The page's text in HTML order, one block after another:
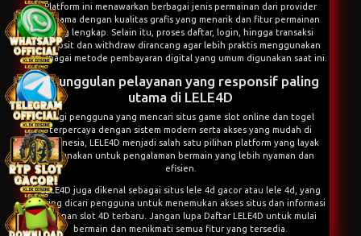
Platform ini menawarkan berbagai jenis permainan dari provider
ternama dengan kualitas grafis yang menarik dan fitur permainan
yang lengkap. Selain itu, proses daftar, login, hingga transaksi
deposit dan withdraw dirancang agar lebih praktis menggunakan
berbagai metode pembayaran digital yang umum digunakan saat ini.
Keunggulan pelayanan yang responsif paling
utama di LELE4D
Bagi pengguna yang mencari situs game slot online dan togel
terpercaya dengan sistem modern serta akses yang mudah di
Indonesia, LELE4D menjadi salah satu pilihan platform yang layak
digunakan untuk pengalaman bermain yang lebih nyaman dan
efisien.
LELE4D juga dikenal sebagai situs lele 4d gacoratau lele 4d , yang
sering dicari pengguna untuk menemukan akses situs dan informasi
layanan slot 4D terbaru. Jangan lupa Daftar LELE4D untuk mulai
bermain dan menikmati semua fitur yang tersedia.